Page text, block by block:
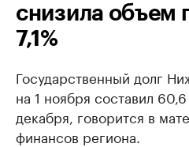
снизила объем
7,1%
Государственный долг
на 1 ноября составил
декабря, говорится в
финансов региона.